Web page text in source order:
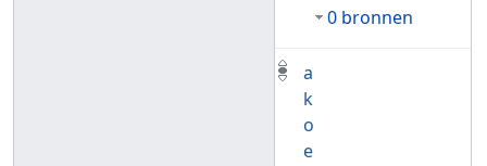
0 bronnen
a
k
o
e